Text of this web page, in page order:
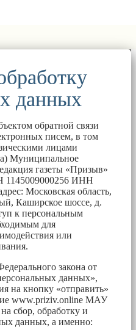
данных
обратной связи
писем, в том
лицами
Муниципальное
газеты «Призыв»
1145009000256 ИНН
Московская область,
Каширское шоссе, д.
к персональным
для
или
закона от
данных»,
на кнопку «отправить»
www.priziv.online МАУ
сбор, обработку и
данных, а именно: